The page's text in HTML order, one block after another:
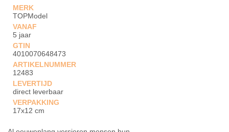
MERK
TOPModel
VANAF
5 jaar
GTIN
4010070648473
ARTIKELNUMMER
12483
LEVERTIJD
direct leverbaar
VERPAKKING
17x12 cm